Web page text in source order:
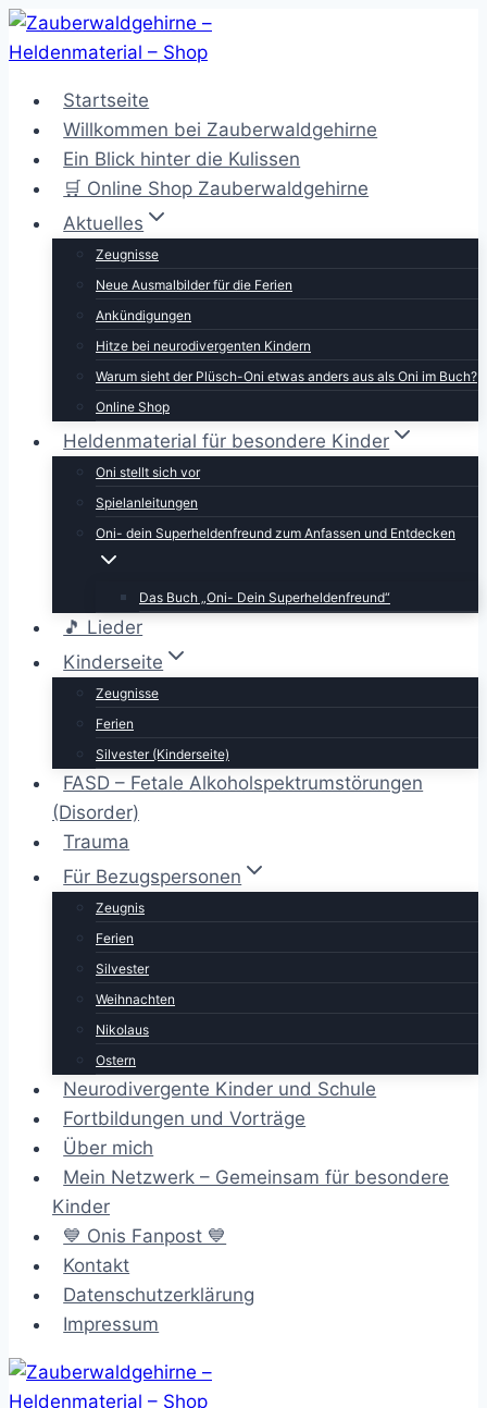
Zum
Inhalt
Startseite
Willkommen bei Zauberwaldgehirne
Ein Blick hinter die Kulissen
🛒 Online Shop Zauberwaldgehirne
Aktuelles
Zeugnisse
Neue Ausmalbilder für die Ferien
Ankündigungen
Hitze bei neurodivergenten Kindern
Warum sieht der Plüsch-Oni etwas anders aus als Oni im Buch?
Online Shop
Heldenmaterial für besondere Kinder
Oni stellt sich vor
Spielanleitungen
Oni- dein Superheldenfreund zum Anfassen und Entdecken
Das Buch „Oni- Dein Superheldenfreund“
🎵 Lieder
Kinderseite
Zeugnisse
Ferien
Silvester (Kinderseite)
FASD – Fetale Alkoholspektrumstörungen
(Disorder)
Trauma
Für Bezugspersonen
Zeugnis
Ferien
Silvester
Weihnachten
Nikolaus
Ostern
Neurodivergente Kinder und Schule
Fortbildungen und Vorträge
Über mich
Mein Netzwerk – Gemeinsam für besondere
Kinder
💙 Onis Fanpost 💙
Kontakt
Datenschutzerklärung
Impressum